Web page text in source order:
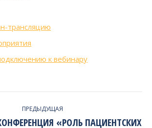
трансляцию
к вебинару
ПРЕДЫДУЩАЯ
«РОЛЬ ПАЦИЕНТСКИХ